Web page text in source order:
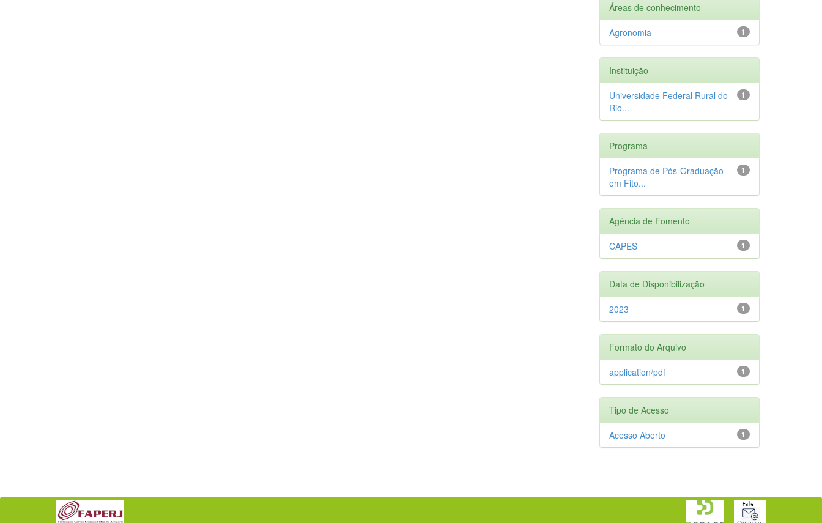
Áreas de conhecimento
1
Agronomia
Instituição
1
Universidade Federal Rural do
Rio...
Programa
1
Programa de Pós-Graduação
em Fito...
Agência de Fomento
1
CAPES
Data de Disponibilização
1
2023
Formato do Arquivo
1
application/pdf
Tipo de Acesso
1
Acesso Aberto